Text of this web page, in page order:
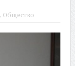
, Общество